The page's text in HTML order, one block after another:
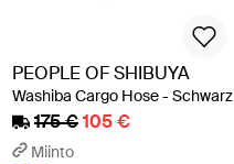
PEOPLE OF SHIBUYA
Washiba Cargo Hose - Schwarz
175 €105 €
Miinto